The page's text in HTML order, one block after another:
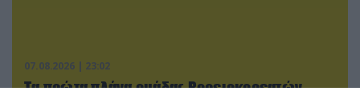
07.08.2026 | 23:02
Τα πρώτα πλάνα ομάδας Βορειοκορεατών